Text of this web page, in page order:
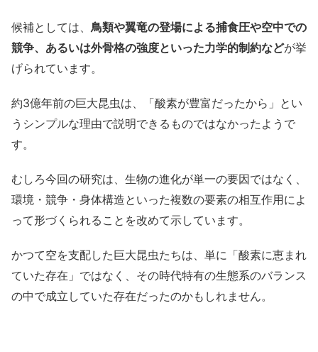
候補としては、 鳥類や翼竜の登場による捕食圧や空中での
競争、あるいは外骨格の強度といった力学的制約などが挙
げられています。
約3億年前の巨大昆虫は、「酸素が豊富だったから」とい
うシンプルな理由で説明できるものではなかったようで
す。
むしろ今回の研究は、生物の進化が単一の要因ではなく、
環境・競争・身体構造といった複数の要素の相互作用によ
って形づくられることを改めて示しています。
かつて空を支配した巨大昆虫たちは、単に「酸素に恵まれ
ていた存在」ではなく、その時代特有の生態系のバランス
の中で成立していた存在だったのかもしれません。